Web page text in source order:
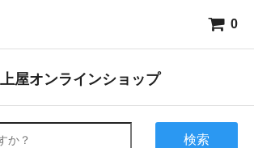
0
屋オンラインショップ
検索